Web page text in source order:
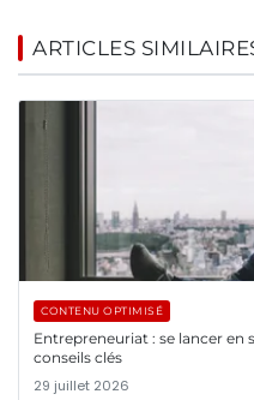
ARTICLES
CONTENU OPTIMISÉ
Entrepreneuriat : se lancer en
conseils clés
29 juillet 2026